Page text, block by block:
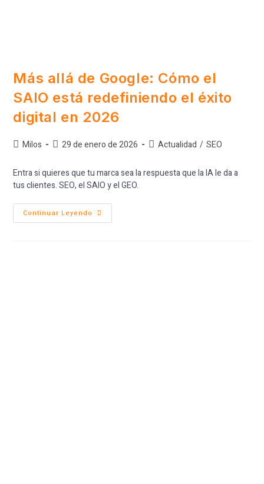
Más allá de Google: Cómo el
SAIO está redefiniendo el éxito
digital en 2026
Milos 29 de enero de 2026 Actualidad / SEO
Entra si quieres que tu marca sea la respuesta que la IA le da a
tus clientes. SEO, el SAIO y el GEO.
Continuar Leyendo